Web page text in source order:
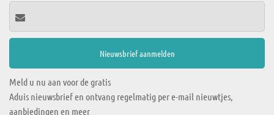
Meld u nu aan voor de gratis
Aduis nieuwsbrief en ontvang regelmatig per e-mail nieuwtjes,
aanbiedingen en meer